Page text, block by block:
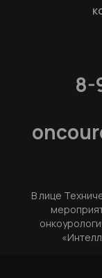
8-
В лице